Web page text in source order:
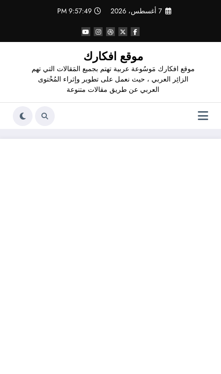
7 أغسطس، 2026 9:57:50 PM
موقع افكارك
موقع افكارك مَوسُوعة عربية تهتم بجميع المَقالات التي تهم
الزائِر العربي ، حيث نعمل على تطوير وإثراء المُحْتوى
العربي عن طريق مقالات متنوعة